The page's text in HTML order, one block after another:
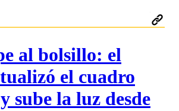
al bolsillo: el
el cuadro
sube la luz desde